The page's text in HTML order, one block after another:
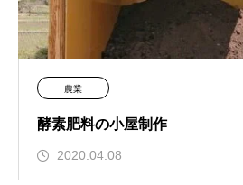
農業
酵素肥料の小屋制作
2020.04.08